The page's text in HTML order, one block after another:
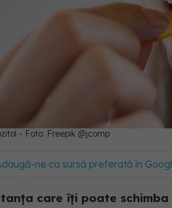
- Foto: Freepik @jcomp
ne ca sursă preferată în
care îți poate